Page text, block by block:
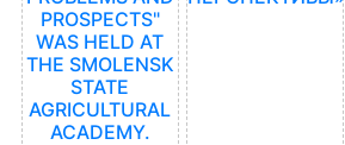
PROSPECTS"
WAS HELD AT
THE SMOLENSK
STATE
AGRICULTURAL
ACADEMY.